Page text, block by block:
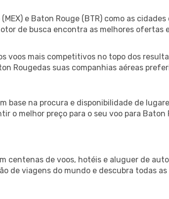
e Baton Rouge (BTR) como as
de busca encontra as melhores ofertas
voos mais competitivos no topo dos
Rougedas suas companhias aéreas
base na procura e disponibilidade de
o melhor preço para o seu voo para Baton
centenas de voos, hotéis e aluguer de
de viagens do mundo e descubra todas